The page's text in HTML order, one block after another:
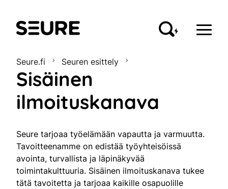
Seure
Seure.fi Seuren esittely
Sisäinen
ilmoituskanava
Seure tarjoaa työelämään vapautta ja varmuutta.
Tavoitteenamme on edistää työyhteisöissä
avointa, turvallista ja läpinäkyvää
toimintakulttuuria. Sisäinen ilmoituskanava tukee
tätä tavoitetta ja tarjoaa kaikille osapuolille